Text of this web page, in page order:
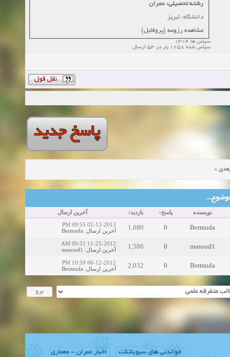
رشته تحصیلی: عمران
دانشگاه: تبریز
مشاهده رزومه (پروفایل)
سپاس ها 1304
سپاس شده 1258 بار در 53 ارسال
»
نویسنده پاسخ: بازدید: آخرین ارسال
Bermuda
0
1,680
02-13-2013 09:55 PM
آخرین ارسال:
Bermuda
masoud1
0
1,586
11-25-2012 09:51 AM
آخرین ارسال:
masoud1
Bermuda
0
2,032
06-12-2012 10:59 PM
آخرین ارسال:
Bermuda
خواندنی های سیویلتکت اخبار عمران - معماری